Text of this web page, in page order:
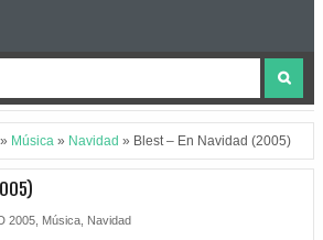
» Música » Navidad » Blest – En Navidad (2005)
2005 Música Navidad